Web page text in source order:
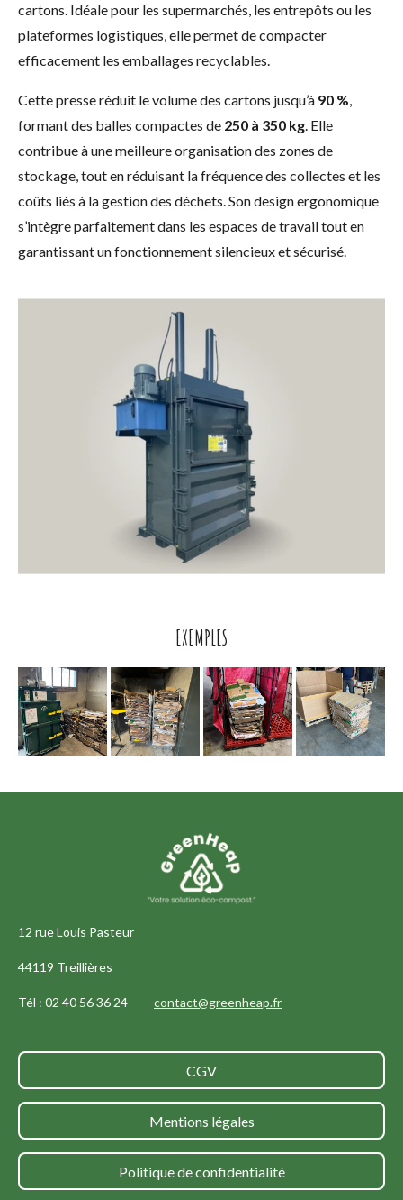
cartons. Idéale pour les supermarchés, les entrepôts ou les
plateformes logistiques, elle permet de compacter
efficacement les emballages recyclables.
Cette presse réduit le volume des cartons jusqu’à 90 %,
formant des balles compactes de 250 à 350 kg. Elle
contribue à une meilleure organisation des zones de
stockage, tout en réduisant la fréquence des collectes et les
coûts liés à la gestion des déchets. Son design ergonomique
s’intègre parfaitement dans les espaces de travail tout en
garantissant un fonctionnement silencieux et sécurisé.
EXEMPLES
12 rue Louis Pasteur
44119 Treillières
Tél : 02 40 56 36 24 - contact@greenheap.fr
CGV
Mentions légales
Politique de confidentialité